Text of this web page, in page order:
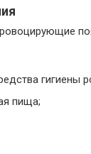
гигиены
пища;